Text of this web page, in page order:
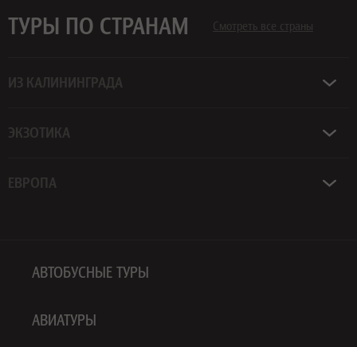
ТУРЫ ПО СТРАНАМ Смотреть все страны
ИЗ КАЛИНИНГРАДА
ЭКЗОТИКА
ЕВРОПА
АВТОБУСНЫЕ ТУРЫ
АВИАТУРЫ